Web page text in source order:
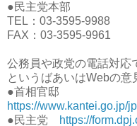
●民主党本部
TEL：03-3595-9988
FAX：03-3595-9961
公務員や政党の電話対応
というばあいはWebの意
●首相官邸
https://www.kantei.go.jp/
●民主党
https://